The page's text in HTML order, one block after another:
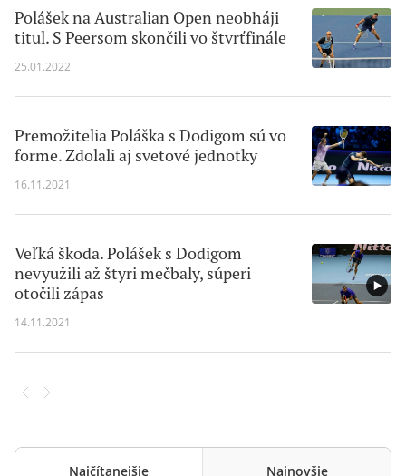
Polášek na Australian Open neobháji
titul. S Peersom skončili vo štvrťfinále
25.01.2022
Premožitelia Poláška s Dodigom sú vo
forme. Zdolali aj svetové jednotky
16.11.2021
Veľká škoda. Polášek s Dodigom
nevyužili až štyri mečbaly, súperi
otočili zápas
14.11.2021
Najčítanejšie Najnovšie